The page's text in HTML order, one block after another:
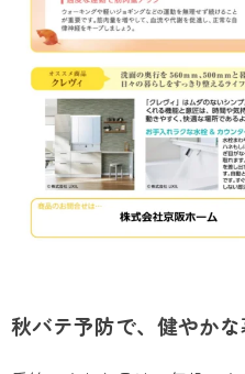
秋バテ予防で、健やか